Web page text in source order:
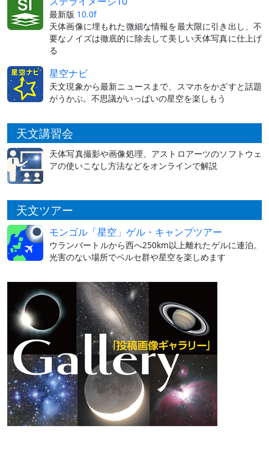
最新版 10.0f
天体画像に埋もれた微細な情報を最大限に引き出し、不
要なノイズは徹底的に除去して美しい天体写真に仕上げ
る
星空ナビ
天文現象から最新ニュースまで、スマホをかざすと話題
がうかぶ。不思議がいっぱいの星空を楽しもう
天文講習会
天体写真撮影や画像処理、アストロアーツのソフトウェ
アの使いこなし方法などをオンラインで解説
天文ツアー
モンゴル「星空」ゲル・キャンプツアー
ウランバートルから西へ250km以上離れたゲルに連泊。
光害のない場所でペルセ群や星空を楽しめます